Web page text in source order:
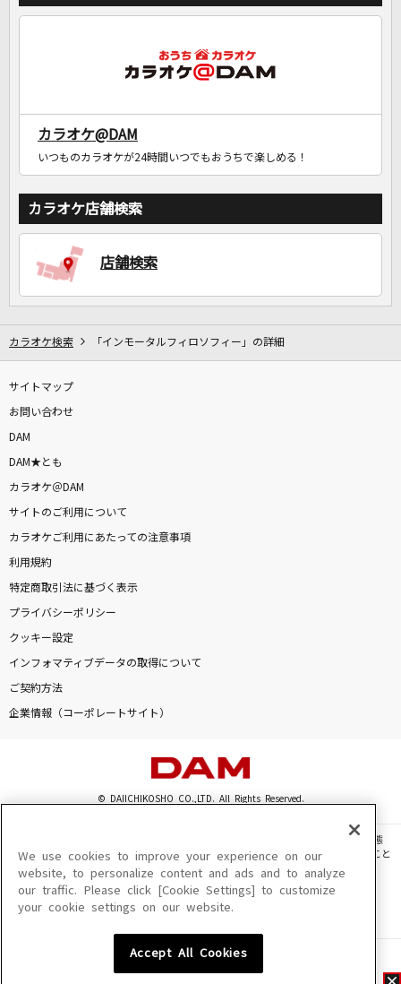
カラオケ@DAM
いつものカラオケが24時間いつでもおうちで楽しめる！
カラオケ店舗検索
店舗検索
カラオケ検索 「インモータルフィロソフィー」の詳細
サイトマップ
お問い合わせ
DAM
DAM★とも
カラオケ＠DAM
サイトのご利用について
カラオケご利用にあたっての注意事項
利用規約
特定商取引法に基づく表示
プライバシーポリシー
クッキー設定
インフォマティブデータの取得について
ご契約方法
企業情報（コーポレートサイト）
© DAIICHIKOSHO CO.,LTD. All Rights Reserved.
このサイトに掲載されている一切の文章・画像・写真・動画・音声等を、手段や形態
を問わず、著作権法の定める範囲を超えて無断で複製、転載、ファイル化などすること
を禁じます。
楽曲及びコンテンツは、機種によりご利用いただけない場合があります。
楽曲及びコンテンツの配信日、配信内容が変更になる場合があります。
We use cookies to improve your experience on our
website, to personalize content and ads and to analyze
our traffic. Please click [Cookie Settings] to customize
your cookie settings on our website.
Accept All Cookies